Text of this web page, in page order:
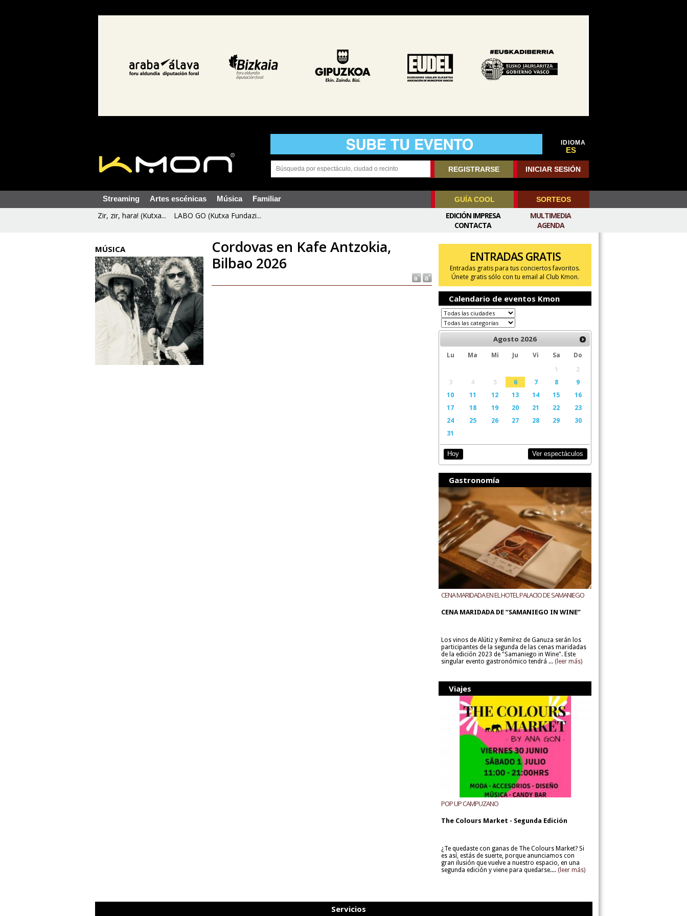
IDIOMA
ES
REGISTRARSE INICIAR SESIÓN
Streaming Artes escénicas Música Familiar GUÍA COOL SORTEOS
Zir, zir, hara! (Kutxa... LABO GO (Kutxa Fundazi...
MULTIMEDIA
AGENDA
EDICIÓN IMPRESA
CONTACTA
MÚSICA
Cordovas en Kafe Antzokia,
Bilbao 2026
ENTRADAS GRATIS
Entradas gratis para tus conciertos favoritos.
Únete gratis sólo con tu email al Club Kmon.
Calendario de eventos Kmon
Agosto 2026
Lu Ma Mi Ju Vi Sa
Do
1
2
3
4 5 6 7 8
9
10
11 12 13 14 15
16
17
18 19 20 21 22
23
24
25 26 27 28 29
30
31
Hoy Ver espectáculos
Gastronomía
CENA MARIDADA EN EL HOTEL PALACIO DE SAMANIEGO
CENA MARIDADA DE “SAMANIEGO IN WINE”
Los vinos de Alútiz y Remírez de Ganuza serán los
participantes de la segunda de las cenas maridadas
de la edición 2023 de "Samaniego in Wine". Este
singular evento gastronómico tendrá ... (leer más)
Viajes
POP UP CAMPUZANO
The Colours Market - Segunda Edición
¿Te quedaste con ganas de The Colours Market? Si
es así, estás de suerte, porque anunciamos con
gran ilusión que vuelve a nuestro espacio, en una
segunda edición y viene para quedarse.... (leer más)
Servicios